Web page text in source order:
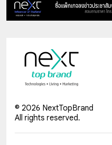
© 2026 NextTopBrand
All rights reserved.